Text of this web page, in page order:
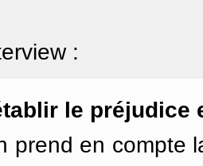
:
le préjudice
prend en